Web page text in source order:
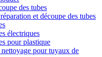
des tubes
et découpe des tubes
électriques
pour plastique
nettoyage pour tuyaux de